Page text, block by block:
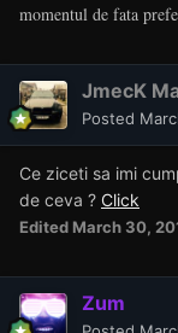
momentul de fata
JmecK
Posted
Ce ziceti sa imi
de ceva ? Click
Edited March 30,
Zum